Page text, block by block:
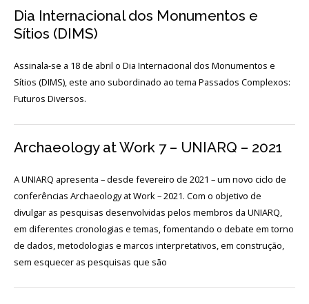
Início
O
ESCUTA
EXTERNA
130
DO
Exposições
Cooperação
Serviços
Dia Internacional dos Monumentos e
Sítios (DIMS)
Assinala-se a 18 de abril o Dia Internacional dos Monumentos e
Sítios (DIMS), este ano subordinado ao tema Passados Complexos:
Futuros Diversos.
Archaeology at Work 7 – UNIARQ – 2021
A UNIARQ apresenta – desde fevereiro de 2021 – um novo ciclo de
conferências Archaeology at Work – 2021. Com o objetivo de
divulgar as pesquisas desenvolvidas pelos membros da UNIARQ,
em diferentes cronologias e temas, fomentando o debate em torno
de dados, metodologias e marcos interpretativos, em construção,
sem esquecer as pesquisas que são